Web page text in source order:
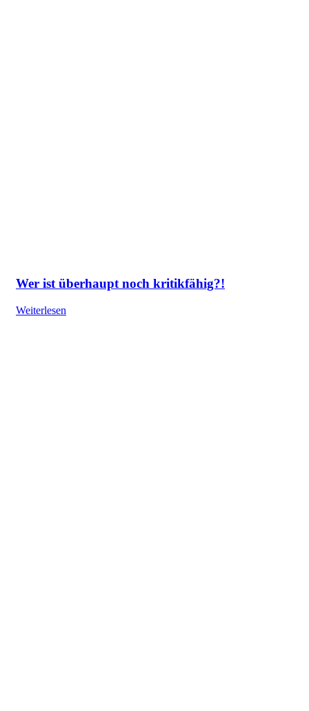
Wer ist überhaupt noch kritikfähig?!
Weiterlesen